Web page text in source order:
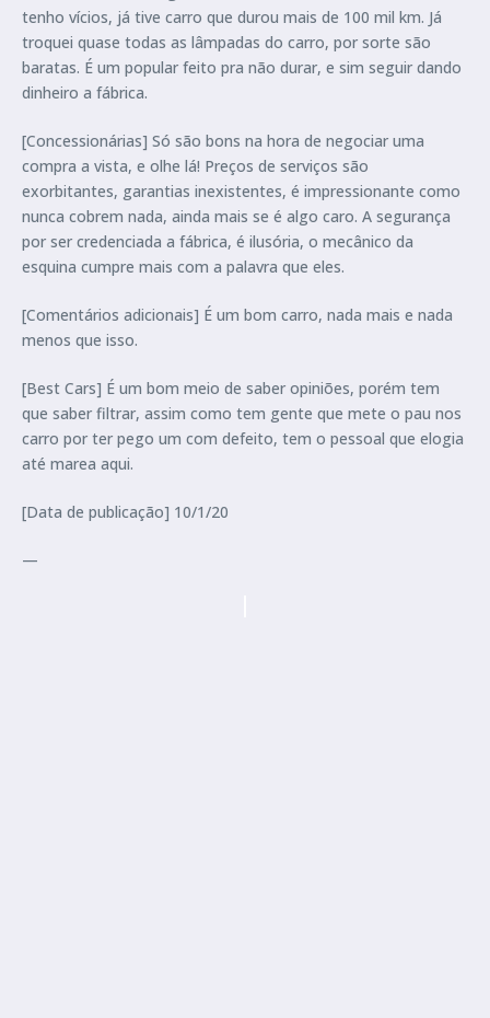
tenho vícios, já tive carro que durou mais de 100 mil km. Já
troquei quase todas as lâmpadas do carro, por sorte são
baratas. É um popular feito pra não durar, e sim seguir dando
dinheiro a fábrica.
[Concessionárias] Só são bons na hora de negociar uma
compra a vista, e olhe lá! Preços de serviços são
exorbitantes, garantias inexistentes, é impressionante como
nunca cobrem nada, ainda mais se é algo caro. A segurança
por ser credenciada a fábrica, é ilusória, o mecânico da
esquina cumpre mais com a palavra que eles.
[Comentários adicionais] É um bom carro, nada mais e nada
menos que isso.
[Best Cars] É um bom meio de saber opiniões, porém tem
que saber filtrar, assim como tem gente que mete o pau nos
carro por ter pego um com defeito, tem o pessoal que elogia
até marea aqui.
[Data de publicação] 10/1/20
—